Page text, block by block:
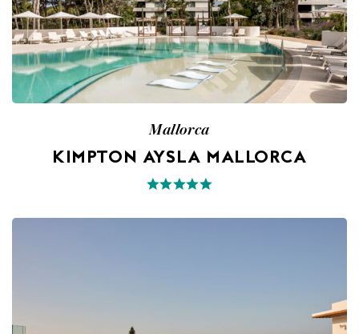
Mallorca
KIMPTON AYSLA MALLORCA